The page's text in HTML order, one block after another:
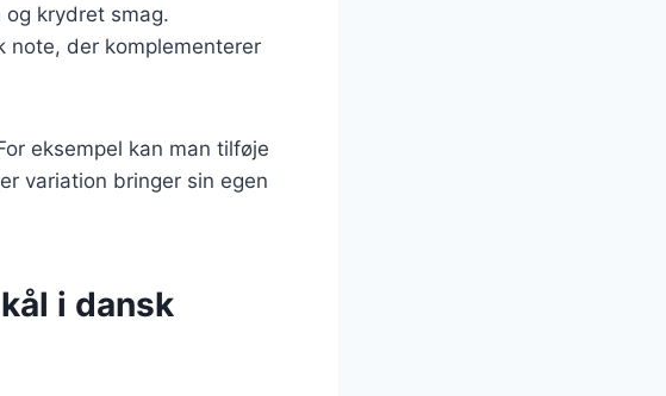
krydret smag.
note, der komplementerer
eksempel kan man tilføje
variation bringer sin egen
i dansk